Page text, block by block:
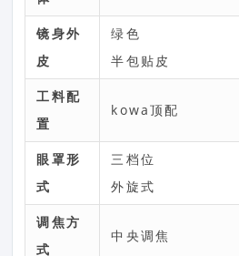
镜身外
皮
绿色
半包贴皮
工料配
置
kowa顶配
眼罩形
式
三档位
外旋式
调焦方
式
中央调焦